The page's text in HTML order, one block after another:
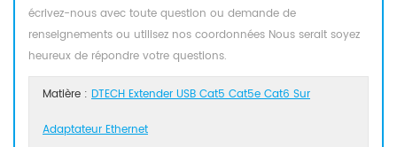
écrivez-nous avec toute question ou demande de
renseignements ou utilisez nos coordonnées Nous serait soyez
heureux de répondre votre questions.
Matière : DTECH Extender USB Cat5 Cat5e Cat6 Sur
Adaptateur Ethernet